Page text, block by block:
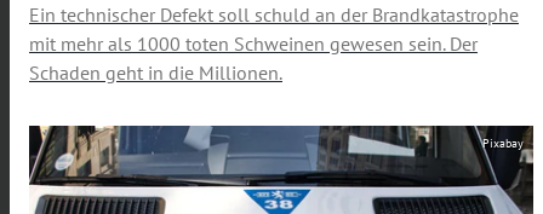
Ein technischer Defekt soll schuld an der Brandkatastrophe
mit mehr als 1000 toten Schweinen gewesen sein. Der
Schaden geht in die Millionen.
Pixabay